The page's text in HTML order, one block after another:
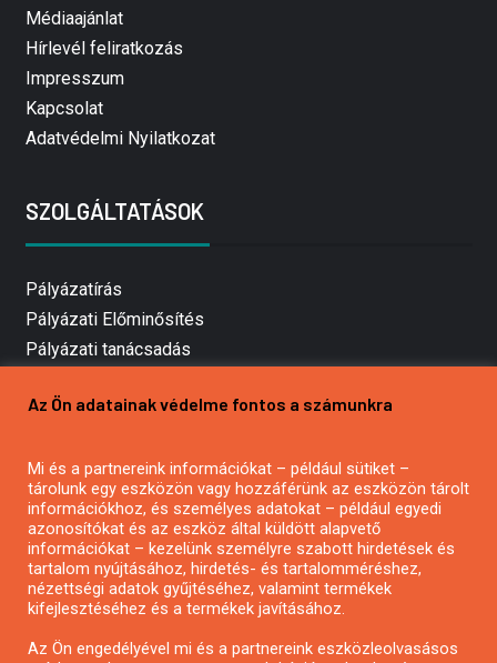
Médiaajánlat
Hírlevél feliratkozás
Impresszum
Kapcsolat
Adatvédelmi Nyilatkozat
SZOLGÁLTATÁSOK
Pályázatírás
Pályázati Előminősítés
Pályázati tanácsadás
Mezőgazdasági pályázatírás
Pályázatírás civil szervezeteknek
Pályázatírás önkormányzatoknak
Pályázatfigyelés
Specifikus pályázatfigyelés vagy hírlevél
Az Ön adatainak védelme fontos a számunkra
Mi és a partnereink információkat – például sütiket –
tárolunk egy eszközön vagy hozzáférünk az eszközön tárolt
információkhoz, és személyes adatokat – például egyedi
azonosítókat és az eszköz által küldött alapvető
információkat – kezelünk személyre szabott hirdetések és
tartalom nyújtásához, hirdetés- és tartalomméréshez,
nézettségi adatok gyűjtéséhez, valamint termékek
kifejlesztéséhez és a termékek javításához.
Az Ön engedélyével mi és a partnereink eszközleolvasásos